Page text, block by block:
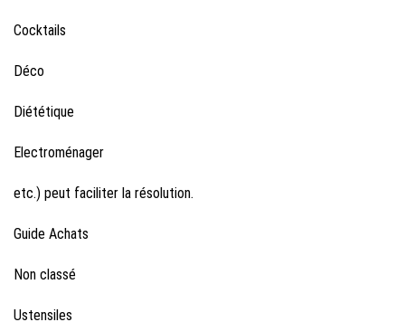
Cocktails
Déco
Diététique
Electroménager
etc.) peut faciliter la résolution.
Guide Achats
Non classé
Ustensiles